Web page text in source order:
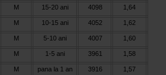
M 15-20 ani 4098 1,64
M 10-15 ani 4052 1,62
M 5-10 ani 4007 1,60
M 1-5 ani 3961 1,58
M pana la 1 an 3916 1,57